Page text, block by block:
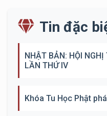
Tin đặc
NHẬT BẢN: HỘI
LẦN THỨ IV
Khóa Tu Học Phật